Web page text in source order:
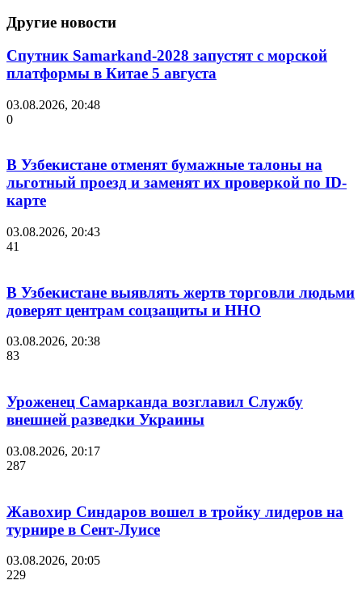
Другие новости
Спутник Samarkand-2028 запустят с морской
платформы в Китае 5 августа
03.08.2026, 20:48
0
В Узбекистане отменят бумажные талоны на
льготный проезд и заменят их проверкой по ID-
карте
03.08.2026, 20:43
41
В Узбекистане выявлять жертв торговли людьми
доверят центрам соцзащиты и ННО
03.08.2026, 20:38
83
Уроженец Самарканда возглавил Службу
внешней разведки Украины
03.08.2026, 20:17
287
Жавохир Синдаров вошел в тройку лидеров на
турнире в Сент-Луисе
03.08.2026, 20:05
229